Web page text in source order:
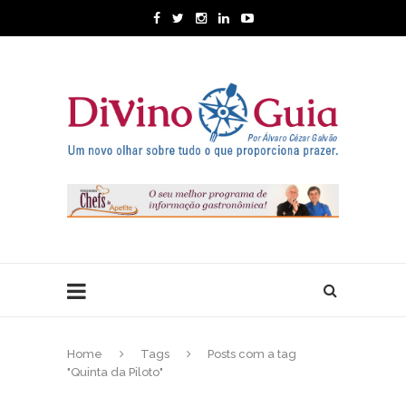
Home Tags
Posts com a tag
"Quinta da Piloto"